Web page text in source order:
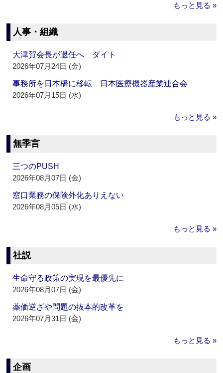
もっと見る »
人事・組織
大津賀会長が退任へ ダイト
2026年07月24日 (金)
事務所を日本橋に移転 日本医療機器産業連合会
2026年07月15日 (水)
もっと見る »
無季言
三つのPUSH
2026年08月07日 (金)
窓口業務の保険外化ありえない
2026年08月05日 (水)
もっと見る »
社説
生命守る政策の実現を最優先に
2026年08月07日 (金)
薬価逆ざや問題の抜本的改革を
2026年07月31日 (金)
もっと見る »
企画